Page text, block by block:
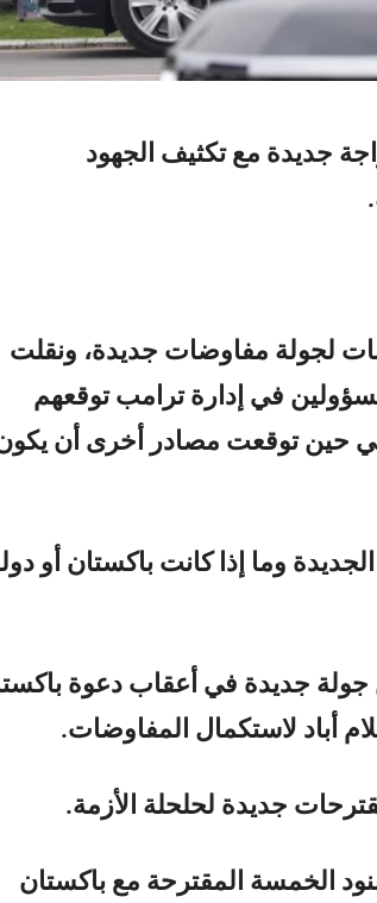
جديدة مع تكثيف الجهود
لجولة مفاوضات جديدة، ونقلت
في إدارة ترامب توقعهم
في حين توقعت مصادر أخرى أن
وما إذا كانت باكستان أو
جولة جديدة في أعقاب دعوة
أباد لاستكمال المفاوضات.
جديدة لحلحلة الأزمة.
الخمسة المقترحة مع باكستان